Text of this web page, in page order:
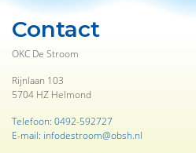
Contact
OKC De Stroom
Rijnlaan 103
5704 HZ Helmond
Telefoon: 0492-592727
E-mail: infodestroom@obsh.nl